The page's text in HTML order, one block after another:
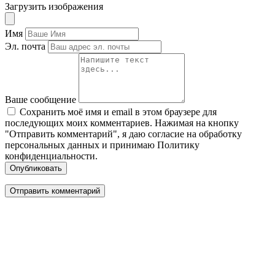
Загрузить изображения
Имя
Эл. почта
Ваше сообщение
Сохранить моё имя и email в этом браузере для
последующих моих комментариев. Нажимая на кнопку
"Отправить комментарий", я даю согласие на обработку
персональных данных и принимаю Политику
конфиденциальности.
Опубликовать